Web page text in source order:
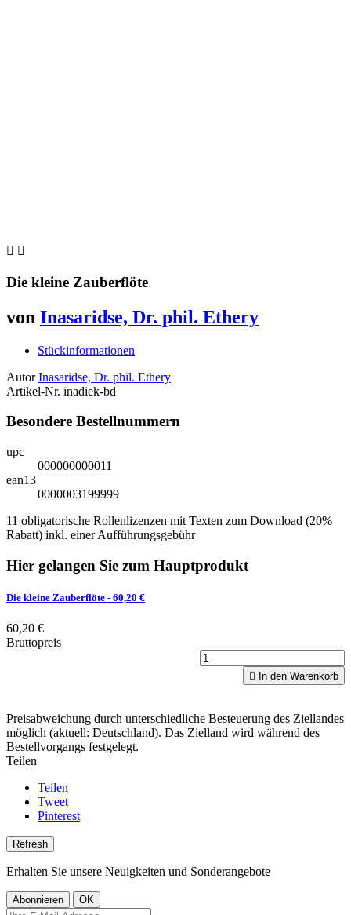
 
Die kleine Zauberflöte
von Inasaridse, Dr. phil. Ethery
Stückinformationen
Autor Inasaridse, Dr. phil. Ethery
Artikel-Nr. inadiek-bd
Besondere Bestellnummern
upc
000000000011
ean13
0000003199999
11 obligatorische Rollenlizenzen mit Texten zum Download (20%
Rabatt) inkl. einer Aufführungsgebühr
Hier gelangen Sie zum Hauptprodukt
Die kleine Zauberflöte - 60,20 €
60,20 €
Bruttopreis
 In den Warenkorb
Preisabweichung durch unterschiedliche Besteuerung des Ziellandes
möglich (aktuell: Deutschland). Das Zielland wird während des
Bestellvorgangs festgelegt.
Teilen
Teilen
Tweet
Pinterest
Erhalten Sie unsere Neuigkeiten und Sonderangebote